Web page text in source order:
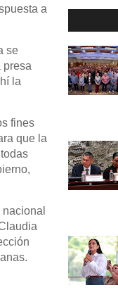
a
se
presa
la
fines
que la